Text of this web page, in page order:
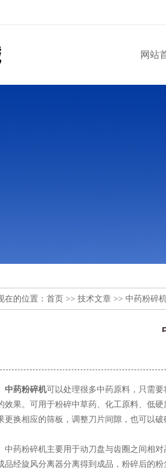
网站
在的位置： 首页 >> 技术文章 >> 中药粉碎
中药粉碎机可以处理很多中药原料，只需
效果。可用于粉碎中草药、化工原料、低
更换相应的筛板，调整刀片间隙，也可以
粉碎机主要用于动刀盘与齿圈之间相对
品经旋风分离器分离得到成品，粉碎后的